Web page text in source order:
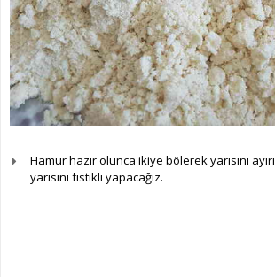
Hamur hazır olunca ikiye bölerek yarısını
yarısını fıstıklı yapacağız.